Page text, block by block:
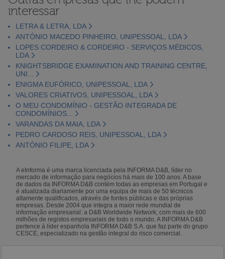
interessar
LETRA & LETRA, LDA
ANTÓNIO MACEDO PINHEIRO, UNIPESSOAL, LDA
LOPES CORDEIRO & CORDEIRO - SERVIÇOS MÉDICOS,
LDA
KNIGHTSBRIDGE EXAMINATION AND TRAINING CENTRE,
UNI...
ENIGMA EUFÓRICO, UNIPESSOAL, LDA
VALORES CRIATIVOS, UNIPESSOAL, LDA
O MEU CONDOMÍNIO - GESTÃO INTEGRADA DE
CONDOMÍNIOS...
VARANDAS DA MAIA, LDA
PEDRO CARDOSO REIS, UNIPESSOAL, LDA
ANTÓNIO FILIPE, LDA
A eInforma é uma marca licenciada pela INFORMA D&B, líder no
mercado de informação para negócios há mais de 100 anos. A base
de dados da INFORMA D&B contém todas as empresas em Portugal e
é atualizada diariamente por uma equipa de mais de 50 técnicos
altamente qualificados, através de fontes públicas e das próprias
empresas. Desde 2004 que integra a maior rede mundial de
informação empresarial: a D&B Worldwide Network, com mais de 600
milhões de registos empresariais de todo o mundo. A INFORMA D&B
pertence à líder espanhola INFORMA D&B S.A. que faz parte do grupo
CESCE, especializado na gestão integral do risco comercial.